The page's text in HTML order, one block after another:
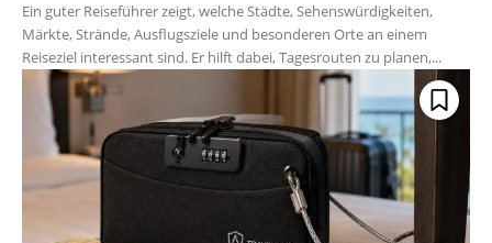
Ein guter Reiseführer zeigt, welche Städte, Sehenswürdigkeiten,
Märkte, Strände, Ausflugsziele und besonderen Orte an einem
Reiseziel interessant sind. Er hilft dabei, Tagesrouten zu planen,...